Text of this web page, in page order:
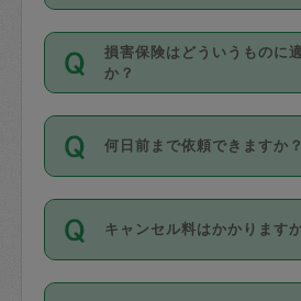
能です。依頼送信後、個
んにメッセージを送り調
い。ただし、２時間を越
時間も被らない場合、損
基本的に、高所での作業
外での作業は対象外です。
育園や学校の給食やレス
係の専門職に従事されて
すでにハウスキーパーや
てお仕事をしているフィ
社員など様々なバックグ
登録しています。
日本語も話せる方など様々
応募の際に、各自事務局
を行っています。その後
写真提出をしていただい
確認しています。タスカ
ング動画を使ったセルフ
現場トライアルを受け、
ジさんが活動されていま
損害保険はどういうものに
か？
依頼者とタスカジさんと
を通して成立した作業時
適用されます。作業範囲
です。作業中に物を壊し
をさせたりした場合が対
何日前まで依頼できますか？
ご依頼は、現在を起点に
以降）の日時から受付可
す。
キャンセル料はかかります
キャンセル料には、以下